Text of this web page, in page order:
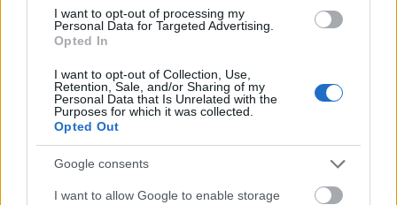
I want to opt-out of processing my
Personal Data for Targeted Advertising.
Opted In
I want to opt-out of Collection, Use,
Retention, Sale, and/or Sharing of my
Personal Data that Is Unrelated with the
Purposes for which it was collected.
Opted Out
Google consents
I want to allow Google to enable storage
városi legenda nem igaz, de olyan is van, aminek
lehet alapja. Ez a város a rendszerváltás után évről-
évre egyre gyorsabban pusztult le minden
úgy, hogy valamit tenni kell, különben az enyészeté
lesz…